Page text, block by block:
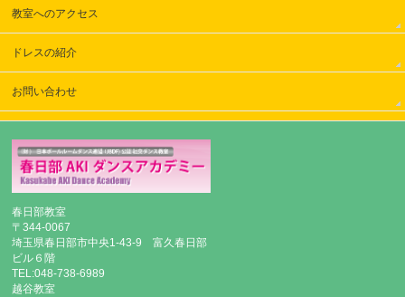
教室へのアクセス
ドレスの紹介
お問い合わせ
春日部教室
〒344-0067
埼玉県春日部市中央1-43-9 富久春日部
ビル６階
TEL:048-738-6989
越谷教室